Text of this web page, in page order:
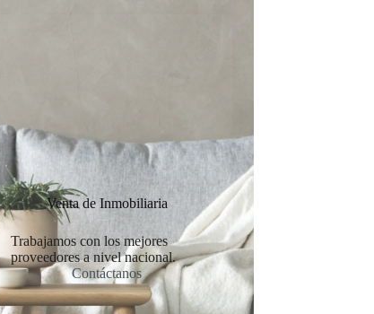
Venta de Inmobiliaria
Trabajamos con los mejores
proveedores a nivel nacional.
Contáctanos